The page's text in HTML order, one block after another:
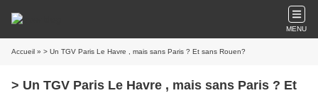
MENU
Accueil » > Un TGV Paris Le Havre , mais sans Paris ? Et sans Rouen?
> Un TGV Paris Le Havre , mais sans Paris ? Et